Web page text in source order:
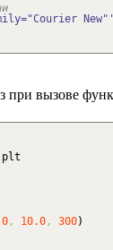
New"'
при вызове
plt
, 10.0, 300)